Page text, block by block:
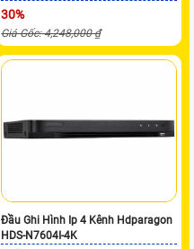
30%
Giá Gốc: 4,248,000 ₫
Đầu Ghi Hình Ip 4 Kênh Hdparagon
HDS-N7604I-4K